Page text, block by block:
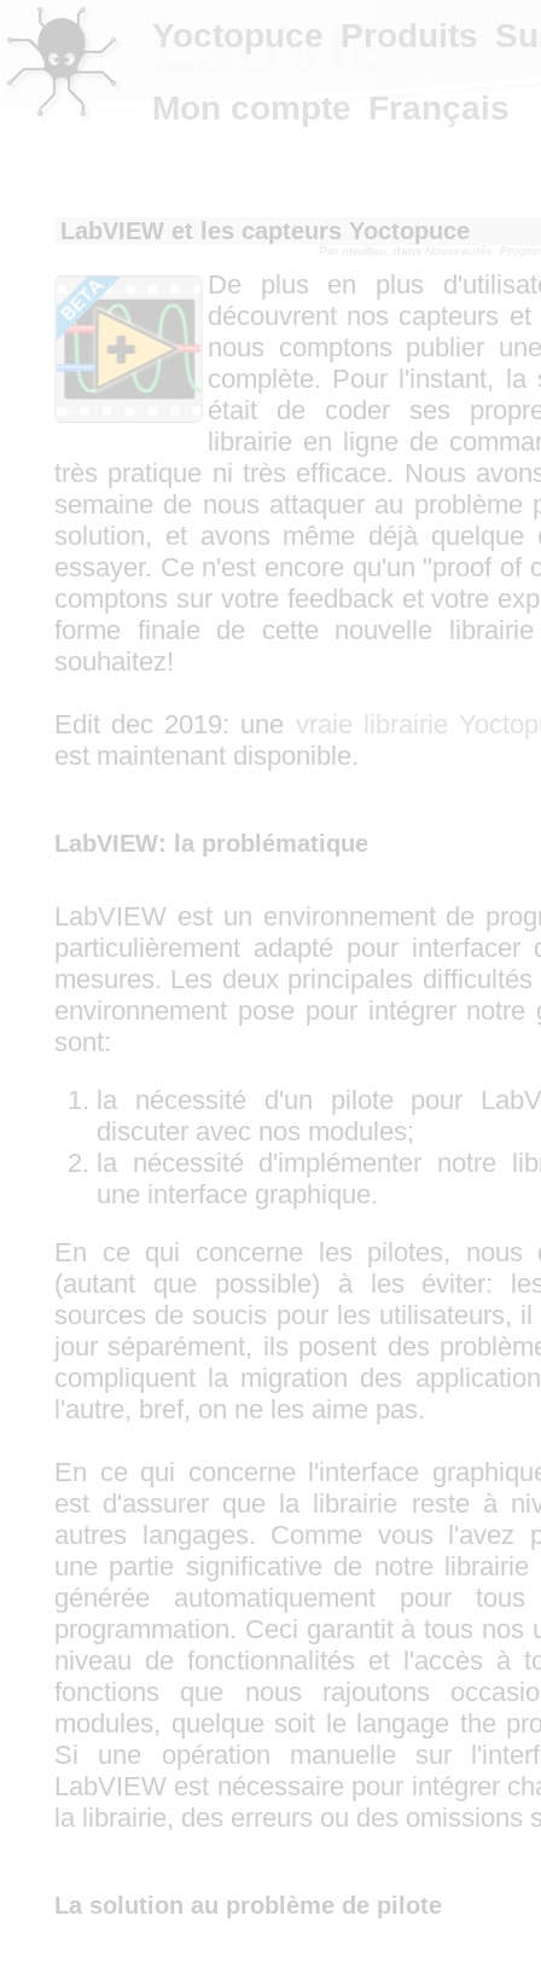
LabVIEW
LabVIEW et les capteurs Yoctopuce
Par Nouveautés,
De plus en plus
découvrent nos capteurs
nous comptons publier
complète. Pour l'instant, la
était de coder ses
librairie en ligne de
très pratique ni très efficace. Nous
semaine de nous attaquer au problème
solution, et avons même déjà quelque
essayer. Ce n'est encore qu'un "proof of
comptons sur votre feedback et votre
forme finale de cette nouvelle
souhaitez!
Edit dec 2019: une vraie librairie
est maintenant disponible.
LabVIEW: la problématique
LabVIEW est un environnement de
particulièrement adapté pour interfacer
mesures. Les deux principales
environnement pose pour intégrer notre
sont:
la nécessité d'un pilote pour
discuter avec nos modules;
la nécessité d'implémenter notre
une interface graphique.
En ce qui concerne les pilotes, nous
(autant que possible) à les éviter:
sources de soucis pour les utilisateurs,
jour séparément, ils posent des
compliquent la migration des
l'autre, bref, on ne les aime pas.
En ce qui concerne l'interface
est d'assurer que la librairie reste à
autres langages. Comme vous l'avez
une partie significative de notre
générée automatiquement pour
programmation. Ceci garantit à tous nos
niveau de fonctionnalités et l'accès à
fonctions que nous rajoutons
modules, quelque soit le langage the
Si une opération manuelle sur
LabVIEW est nécessaire pour intégrer
la librairie, des erreurs ou des omissions
La solution au problème de pilote
Yoctopuce Produits
Mon compte Français